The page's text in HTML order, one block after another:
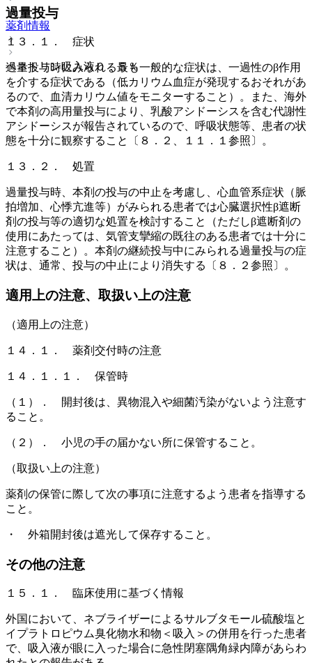
薬剤情報
ベネトリン吸入液０．５％
過量投与
１３．１． 症状
過量投与時にみられる最も一般的な症状は、一過性のβ作用
を介する症状である（低カリウム血症が発現するおそれがあ
るので、血清カリウム値をモニターすること）。また、海外
で本剤の高用量投与により、乳酸アシドーシスを含む代謝性
アシドーシスが報告されているので、呼吸状態等、患者の状
態を十分に観察すること〔８．２、１１．１参照〕。
１３．２． 処置
過量投与時、本剤の投与の中止を考慮し、心血管系症状（脈
拍増加、心悸亢進等）がみられる患者では心臓選択性β遮断
剤の投与等の適切な処置を検討すること（ただしβ遮断剤の
使用にあたっては、気管支攣縮の既往のある患者では十分に
注意すること）。本剤の継続投与中にみられる過量投与の症
状は、通常、投与の中止により消失する〔８．２参照〕。
適用上の注意、取扱い上の注意
（適用上の注意）
１４．１． 薬剤交付時の注意
１４．１．１． 保管時
（１）． 開封後は、異物混入や細菌汚染がないよう注意す
ること。
（２）． 小児の手の届かない所に保管すること。
（取扱い上の注意）
薬剤の保管に際して次の事項に注意するよう患者を指導する
こと。
・ 外箱開封後は遮光して保存すること。
その他の注意
１５．１． 臨床使用に基づく情報
外国において、ネブライザーによるサルブタモール硫酸塩と
イプラトロピウム臭化物水和物＜吸入＞の併用を行った患者
で、吸入液が眼に入った場合に急性閉塞隅角緑内障があらわ